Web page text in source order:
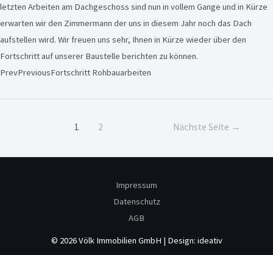
letzten Arbeiten am Dachgeschoss sind nun in vollem Gange und in Kürze
erwarten wir den Zimmermann der uns in diesem Jahr noch das Dach
aufstellen wird. Wir freuen uns sehr, Ihnen in Kürze wieder über den
Fortschritt auf unserer Baustelle berichten zu können.
PrevPreviousFortschritt Rohbauarbeiten
Beitragsnavigation
1 2 Nächste Seite →
Impressum
Datenschutz
AGB
© 2026Völk Immobilien GmbH | Design: ideativ